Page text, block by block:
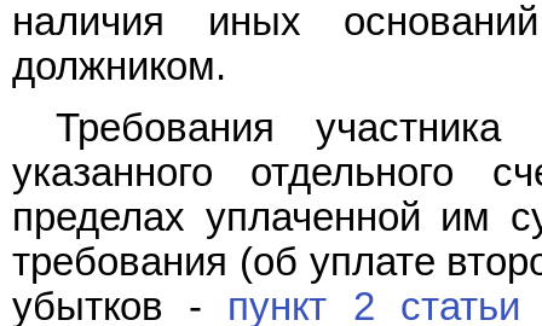
наличия иных
должником.
Требования
указанного отдельного
пределах уплаченной им
требования (об уплате
убытков - пункт 2 статьи